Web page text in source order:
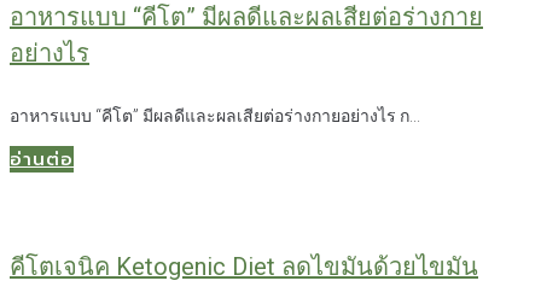
อาหารแบบ “คีโต” มีผลดีและผลเสียต่อร่างกาย
อย่างไร
อาหารแบบ “คีโต” มีผลดีและผลเสียต่อร่างกายอย่างไร ก...
อ่านต่อ
คีโตเจนิค Ketogenic Diet ลดไขมันด้วยไขมัน